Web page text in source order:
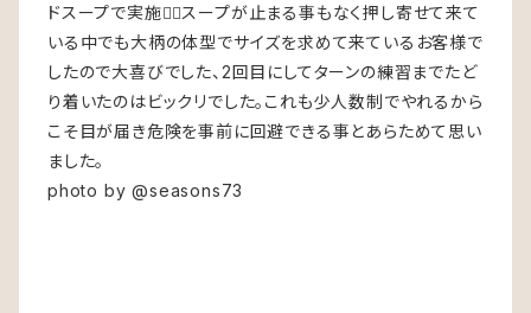
ドスープで実施🏄‍♂️スープが止まる事もなく押し寄せて来て
いる中でも大柄の体型でサイズを求めて来ているお客様で
したので大喜びでした、2回目にしてターンの練習までたど
り着いたのはビックリでした。これも少人数制でやれるから
こそ目が届き危険を事前に回避できる事とあらためて思い
ました。
photo by @seasons73